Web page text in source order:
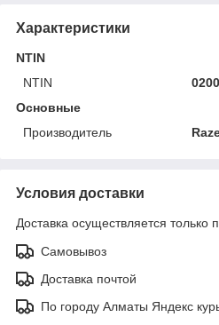
Характеристики
NTIN
NTIN
Основные
Производитель
Условия доставки
Доставка осуществляется только
Самовывоз
Доставка почтой
По городу Алматы Яндекс